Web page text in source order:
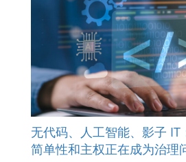
无代码、人工智能、影子 IT
简单性和主权正在成为治理